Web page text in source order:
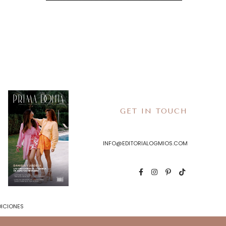
GET IN TOUCH
INFO@EDITORIALOGMIOS.COM